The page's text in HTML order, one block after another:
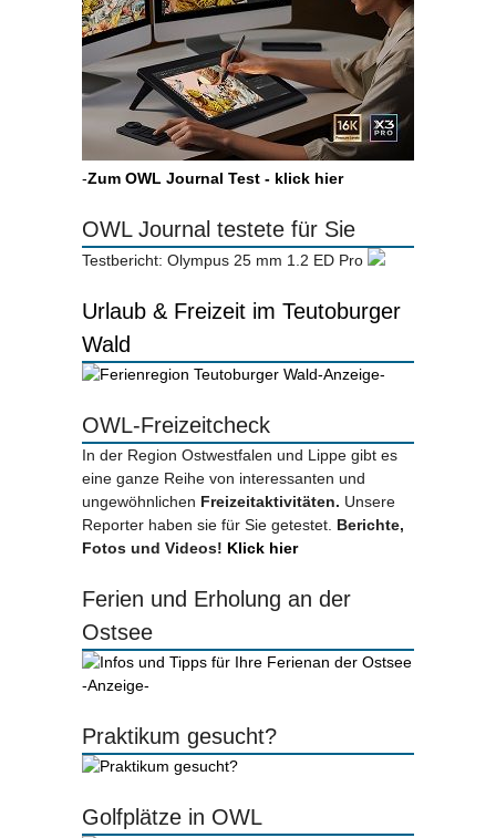
-Zum OWL Journal Test - klick hier
OWL Journal testete für Sie
Testbericht: Olympus 25 mm 1.2 ED Pro
Urlaub & Freizeit im Teutoburger
Wald
-Anzeige-
OWL-Freizeitcheck
In der Region Ostwestfalen und Lippe gibt es
eine ganze Reihe von interessanten und
ungewöhnlichen Freizeitaktivitäten. Unsere
Reporter haben sie für Sie getestet. Berichte,
Fotos und Videos! Klick hier
Ferien und Erholung an der
Ostsee
-Anzeige-
Praktikum gesucht?
Golfplätze in OWL